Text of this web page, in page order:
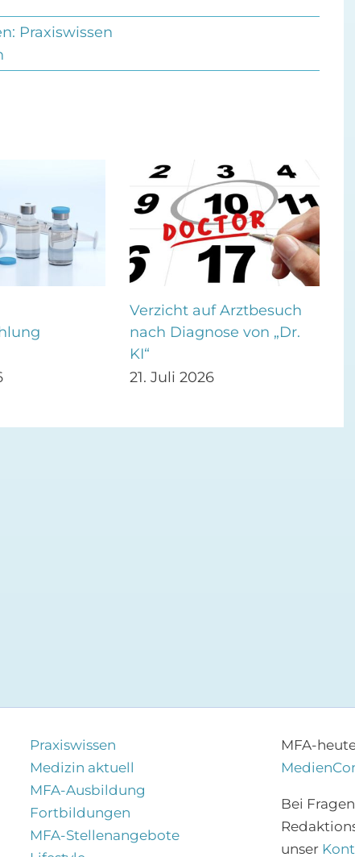
Praxiswissen
Verzicht auf Arztbesuch
nach Diagnose von „Dr.
KI“
21. Juli 2026
Praxiswissen
Medizin aktuell
MFA-Ausbildung
Fortbildungen
MFA-Stellenangebote
MFA-
Bei
unser